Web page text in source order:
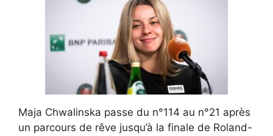
Maja Chwalinska passe du n°114 au n°21 après
un parcours de rêve jusqu’à la finale de Roland-